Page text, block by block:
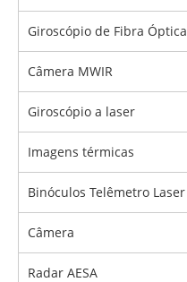
Giroscópio de Fibra Óptica
Câmera MWIR
Giroscópio a laser
Imagens térmicas
Binóculos Telêmetro Laser
Câmera
Radar AESA